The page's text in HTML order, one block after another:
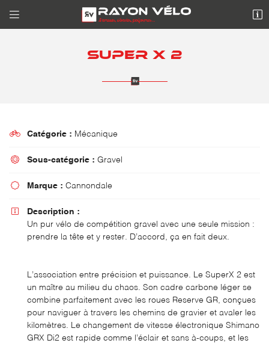
 
10 Avenue de l'Europe
 Adresse email de réception
Recopier le code ci-contre
Rafraîchir le captcha
En cochant cette case, vous consentez à recevoir nos propositions commerciales à
l'adresse email indiqué ci-dessus. Vous pouvez vous désinscrire à tout moment en
utilisantle formulaire de désinscription.
SUPER X 2
 Catégorie : Mécanique
 Sous-catégorie : Gravel
 Marque : Cannondale

Description :
Un pur vélo de compétition gravel avec une seule mission :
prendre la tête et y rester. D’accord, ça en fait deux.
L’association entre précision et puissance. Le SuperX 2 est
un maître au milieu du chaos. Son cadre carbone léger se
combine parfaitement avec les roues Reserve GR, conçues
pour naviguer à travers les chemins de gravier et avaler les
kilomètres. Le changement de vitesse électronique Shimano
GRX Di2 est rapide comme l’éclair et sans à-coups, et les